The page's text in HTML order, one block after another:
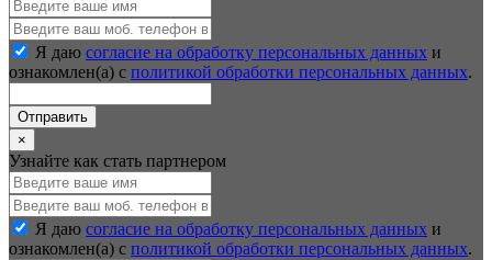
Я даю согласие на обработку персональных данных и
ознакомлен(а) с политикой обработки персональных данных.
Отправить
×
Узнайте как стать партнером
Я даю согласие на обработку персональных данных и
ознакомлен(а) с политикой обработки персональных данных.